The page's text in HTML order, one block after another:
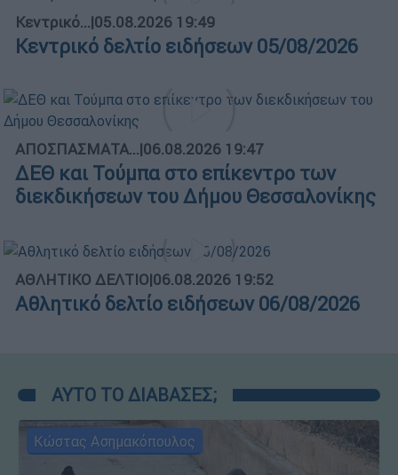
Κεντρικό...|05.08.2026 19:49
Κεντρικό δελτίο ειδήσεων 05/08/2026
ΑΠΟΣΠΑΣΜΑΤΑ...|06.08.2026 19:47
ΔΕΘ και Τούμπα στο επίκεντρο των
διεκδικήσεων του Δήμου Θεσσαλονίκης
ΑΘΛΗΤΙΚΟ ΔΕΛΤΙΟ|06.08.2026 19:52
Αθλητικό δελτίο ειδήσεων 06/08/2026
ΑΥΤΟ ΤΟ ΔΙΑΒΑΣΕΣ;
Κώστας Ασημακόπουλος